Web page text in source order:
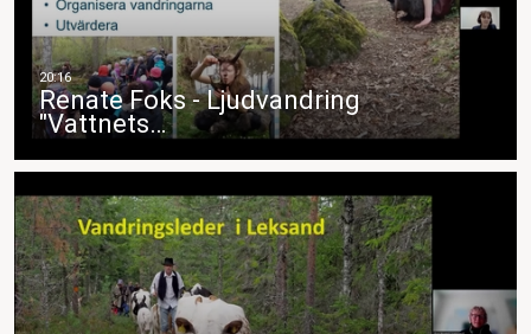
Renate Foks - Ljudvandring
"Vattnets…